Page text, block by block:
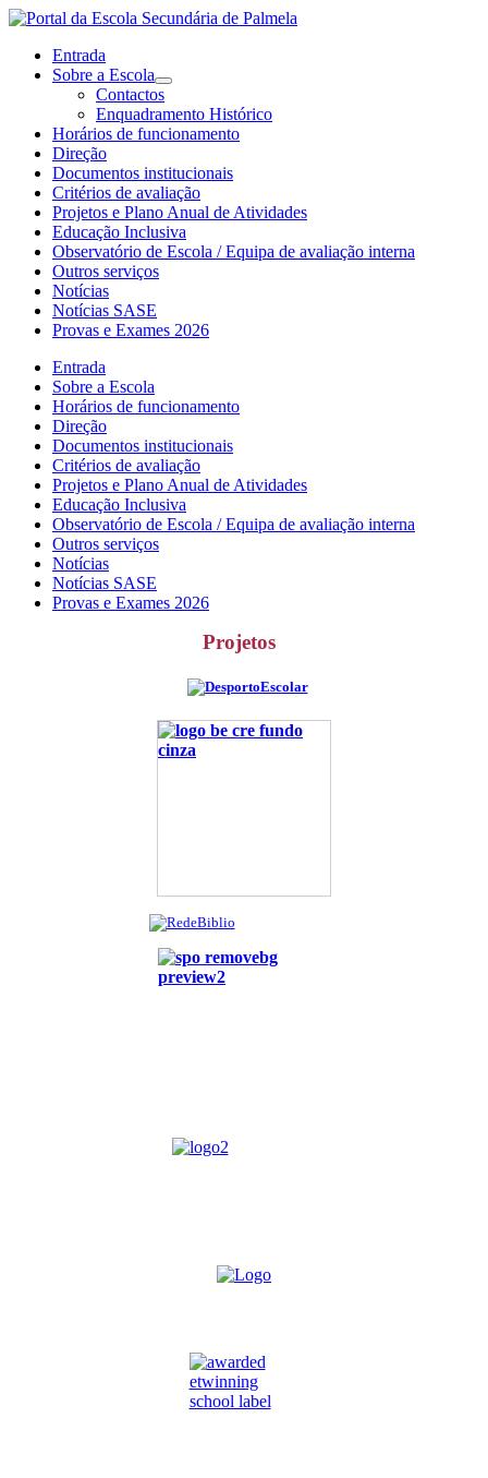
Entrada
Sobre a Escola
Contactos
Enquadramento Histórico
Horários de funcionamento
Direção
Documentos institucionais
Critérios de avaliação
Projetos e Plano Anual de Atividades
Educação Inclusiva
Observatório de Escola / Equipa de avaliação interna
Outros serviços
Notícias
Notícias SASE
Provas e Exames 2026
Entrada
Sobre a Escola
Horários de funcionamento
Direção
Documentos institucionais
Critérios de avaliação
Projetos e Plano Anual de Atividades
Educação Inclusiva
Observatório de Escola / Equipa de avaliação interna
Outros serviços
Notícias
Notícias SASE
Provas e Exames 2026
Projetos